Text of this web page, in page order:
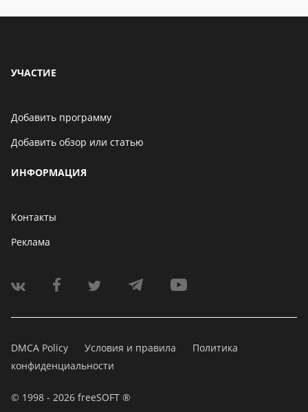
УЧАСТИЕ
Добавить программу
Добавить обзор или статью
ИНФОРМАЦИЯ
Контакты
Реклама
DMCA Policy Условия и правила
Политика
конфиденциальности
© 1998 - 2026 freeSOFT ®